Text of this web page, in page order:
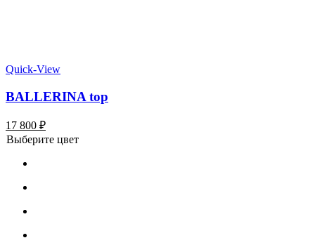
Quick-View
BALLERINA top
17 800 ₽
Выберите цвет